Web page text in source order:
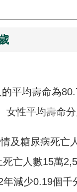
平均壽命為
性平均壽命
及糖尿病死亡
亡人數15萬
減少0.19個千